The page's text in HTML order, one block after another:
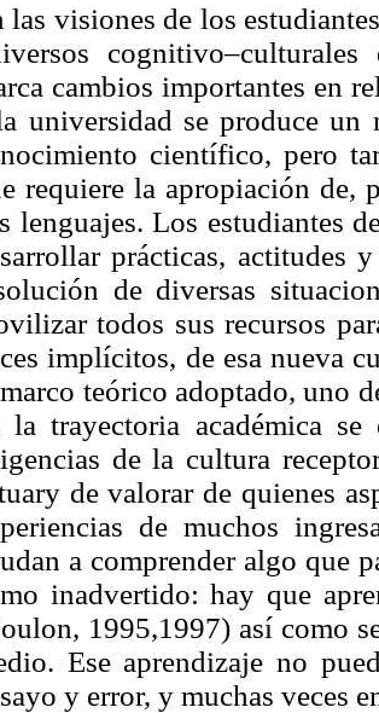
las visiones de los
cambios importantes en
universidad se produce un
científico, pero
requiere la apropiación de,
lenguajes. Los estudiantes
prácticas, actitudes
de diversas
todos sus recursos
implícitos, de esa nueva
teórico adoptado, uno
la trayectoria académica
de la cultura
de valorar de quienes
de muchos
a comprender algo que
inadvertido: hay que
1995,1997) así como
Ese aprendizaje no
y error, y muchas veces